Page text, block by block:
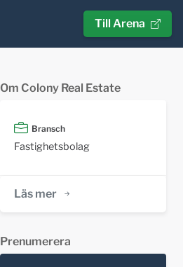
Till Arena
Om Colony Real Estate
Bransch
Fastighetsbolag
Läs mer
Prenumerera